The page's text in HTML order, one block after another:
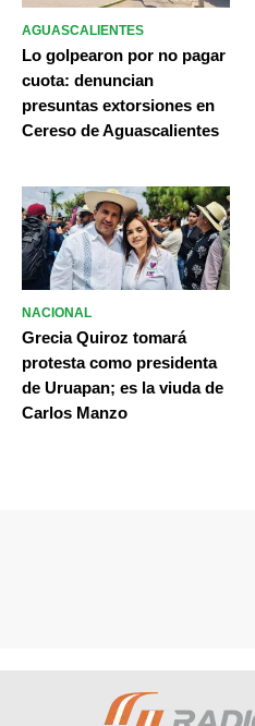
AGUASCALIENTES
Lo golpearon por no pagar
cuota: denuncian
presuntas extorsiones en
Cereso de Aguascalientes
NACIONAL
Grecia Quiroz tomará
protesta como presidenta
de Uruapan; es la viuda de
Carlos Manzo